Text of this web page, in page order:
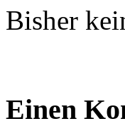
Bisher
Einen